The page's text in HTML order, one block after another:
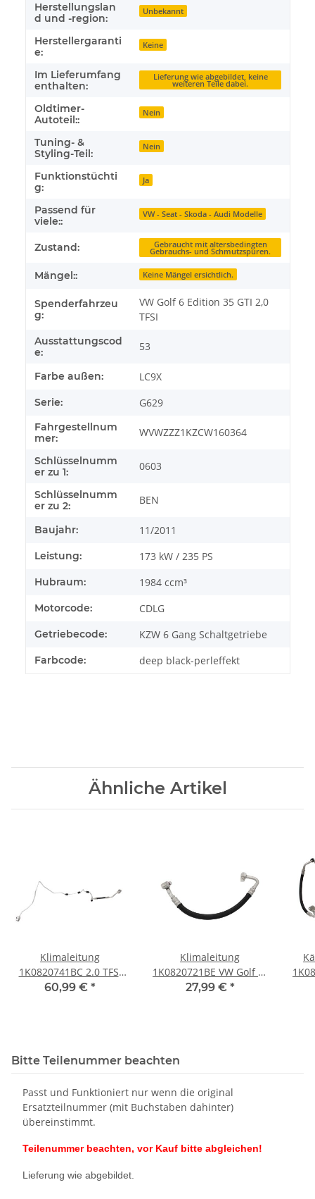
Herstellungslan
d und -region:
Unbekannt
Herstellergaranti
e:
Keine
Im Lieferumfang
enthalten:
Lieferung wie abgebildet, keine
weiteren Teile dabei.
Oldtimer-
Autoteil::
Nein
Tuning- &
Styling-Teil:
Nein
Funktionstüchti
g:
Ja
Passend für
viele::
VW - Seat - Skoda - Audi Modelle
Zustand: Gebraucht mit altersbedingten
Gebrauchs- und Schmutzspuren.
Mängel:: Keine Mängel ersichtlich.
Spenderfahrzeu
g:
VW Golf 6 Edition 35 GTI 2,0
TFSI
Ausstattungscod
e:
53
Farbe außen: LC9X
Serie: G629
Fahrgestellnum
mer:
WVWZZZ1KZCW160364
Schlüsselnumm
er zu 1:
0603
Schlüsselnumm
er zu 2:
BEN
Baujahr: 11/2011
Leistung: 173 kW / 235 PS
Hubraum: 1984 ccm³
Motorcode: CDLG
Getriebecode: KZW 6 Gang Schaltgetriebe
Farbcode: deep black-perleffekt
Ähnliche Artikel
Klimaleitung
1K0820741BC 2.0 TFSI
Audi A3 Seat Skoda VW
60,99 € *
Klimaleitung
1K0820721BE VW Golf 5-
6 Eos Audi A3 8P 1,6-2,0
27,99 € *
Bitte Teilenummer beachten
Passt und Funktioniert nur wenn die original
Ersatzteilnummer (mit Buchstaben dahinter)
übereinstimmt.
Teilenummer beachten, vor Kauf bitte abgleichen!
Lieferung wie abgebildet.